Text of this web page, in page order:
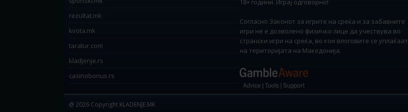
rezultat.mk
kvota.mk
taratur.com
kladjenje.rs
casinobonus.rs
18+ години. Играј одговорно!
Согласно Законот за игрите на среќа и за забавните
игри не е дозволено физичко лице да учествува во
странски игри на среќа, во кои влоговите се уплаќаат
на територијата на Македонија.
@ 2026 Copyright KLADENJE.MK